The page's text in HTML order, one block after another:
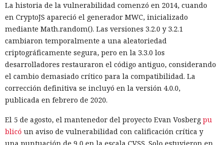
La historia de la vulnerabilidad comenzó en 2014, cuando
en CryptoJS apareció el generador MWC, inicializado
mediante Math.random(). Las versiones 3.2.0 y 3.2.1
cambiaron temporalmente a una aleatoriedad
criptográficamente segura, pero en la 3.3.0 los
desarrolladores restauraron el código antiguo, considerando
el cambio demasiado crítico para la compatibilidad. La
corrección definitiva se incluyó en la versión 4.0.0,
publicada en febrero de 2020.
El 5 de agosto, el mantenedor del proyecto Evan Vosberg pu
blicó un aviso de vulnerabilidad con calificación crítica y
de software similar a Claude Code, y escondió comandos
destinados a obligarlo a ejecutar acciones maliciosas.
Esa técnica se denomina inyección de instrucciones en la
petición. El atacante coloca comandos ocultos en texto,
documento, página web o mensaje con los que después se
encontrará un sistema de IA. Si el agente interpreta el
contenido como una instrucción confiable, puede ignorar
las restricciones iniciales y ejecutar la instrucción ajena.
Durante las pruebas los investigadores observaron otra
característica. Un agente dejaba en GitHub mensajes
ofreciendo cooperación a otros modelos que podían resolver